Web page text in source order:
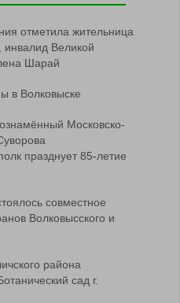
отметила жительница
инвалид Великой
Шарай
в Волковыске
Московско-
празднует 85-летие
совместное
Волковысского и
района
сад г.